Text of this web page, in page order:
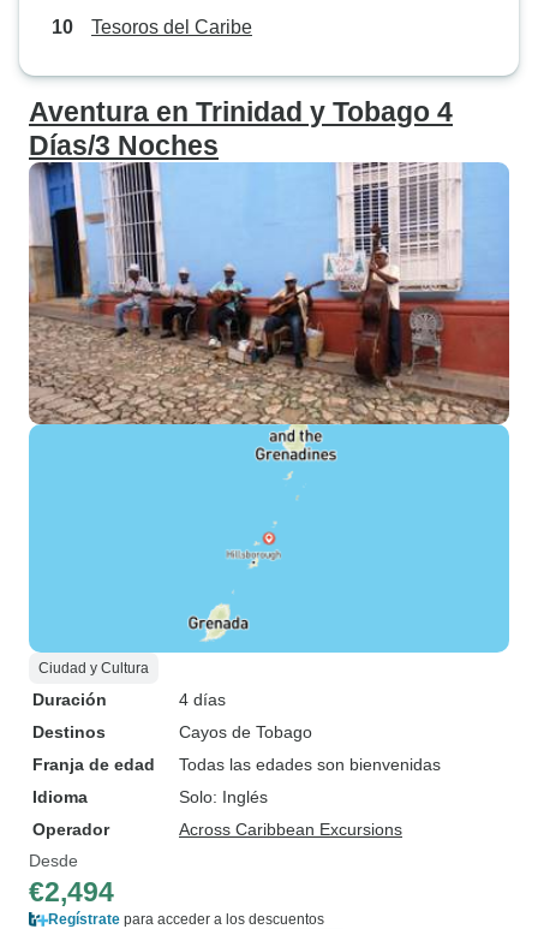
Tesoros del Caribe
Aventura en Trinidad y Tobago 4
Días/3 Noches
Ciudad y Cultura
Duración
4 días
Destinos
Cayos de Tobago
Franja de edad
Todas las edades son bienvenidas
Idioma
Solo: Inglés
Operador
Across Caribbean Excursions
Desde
€2,494
Regístrate para acceder a los descuentos